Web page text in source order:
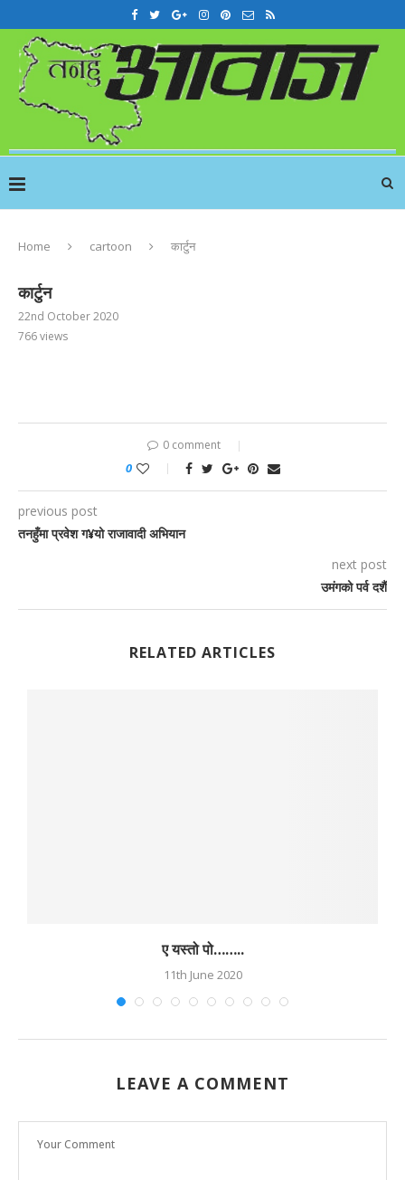
Home cartoon कार्टुन
कार्टुन
22nd October 2020
766views
0 comment
0
previous post
तनहुँमा प्रवेश ग¥यो राजावादी अभियान
next post
उमंगको पर्व दशैं
RELATED ARTICLES
ए यस्तो पो……..
11th June 2020
LEAVE A COMMENT